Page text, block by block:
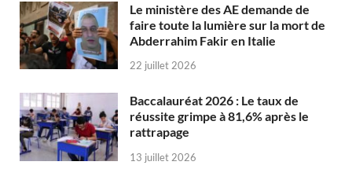
Le ministère des AE demande de
faire toute la lumière sur la mort de
Abderrahim Fakir en Italie
22 juillet 2026
Baccalauréat 2026 : Le taux de
réussite grimpe à 81,6% après le
rattrapage
13 juillet 2026